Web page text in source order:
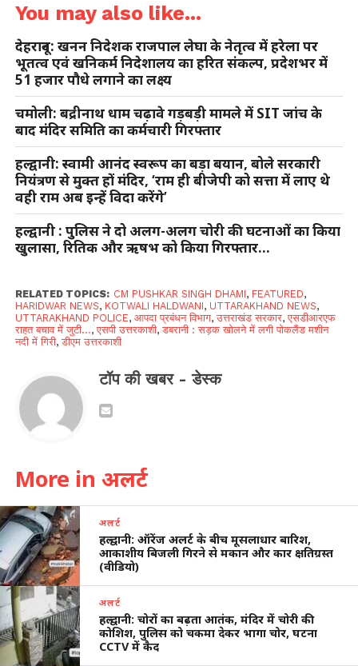
You may also like...
देहरादून: खनन निदेशक राजपाल लेघा के नेतृत्व में हरेला पर
भूतत्व एवं खनिकर्म निदेशालय का हरित संकल्प, प्रदेशभर में
51 हजार पौधे लगाने का लक्ष्य
चमोली: बद्रीनाथ धाम चढ़ावे गड़बड़ी मामले में SIT जांच के
बाद मंदिर समिति का कर्मचारी गिरफ्तार
हल्द्वानी: स्वामी आनंद स्वरूप का बड़ा बयान, बोले सरकारी
नियंत्रण से मुक्त हों मंदिर, ‘राम ही बीजेपी को सत्ता में लाए थे
वही राम अब इन्हें विदा करेंगे’
हल्द्वानी : पुलिस ने दो अलग-अलग चोरी की घटनाओं का किया
खुलासा, रितिक और ऋषभ को किया गिरफ्तार…
RELATED TOPICS: CM PUSHKAR SINGH DHAMI, FEATURED,
HARIDWAR NEWS, KOTWALI HALDWANI, UTTARAKHAND NEWS,
UTTARAKHAND POLICE, आपदा प्रबंधन विभाग,उत्तराखंड सरकार,एसडीआरएफ
राहत बचाव में जुटी...,एसपी उत्तरकाशी,डबरानी : सड़क खोलने में लगी पोकलैंड मशीन
नदी में गिरी,डीएम उत्तरकाशी
टॉप की खबर - डेस्क
More in अलर्ट
अलर्ट
हल्द्वानी: ऑरेंज अलर्ट के बीच मूसलाधार बारिश,
आकाशीय बिजली गिरने से मकान और कार क्षतिग्रस्त
(वीडियो)
अलर्ट
हल्द्वानी: चोरों का बढ़ता आतंक, मंदिर में चोरी की
कोशिश, पुलिस को चकमा देकर भागा चोर, घटना
CCTV में कैद